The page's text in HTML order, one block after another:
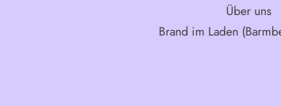
Über uns
Brand im Laden